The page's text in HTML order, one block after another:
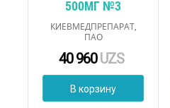
500МГ №3
КИЕВМЕДПРЕПАРАТ,
ПАО
40 960UZS
В корзину